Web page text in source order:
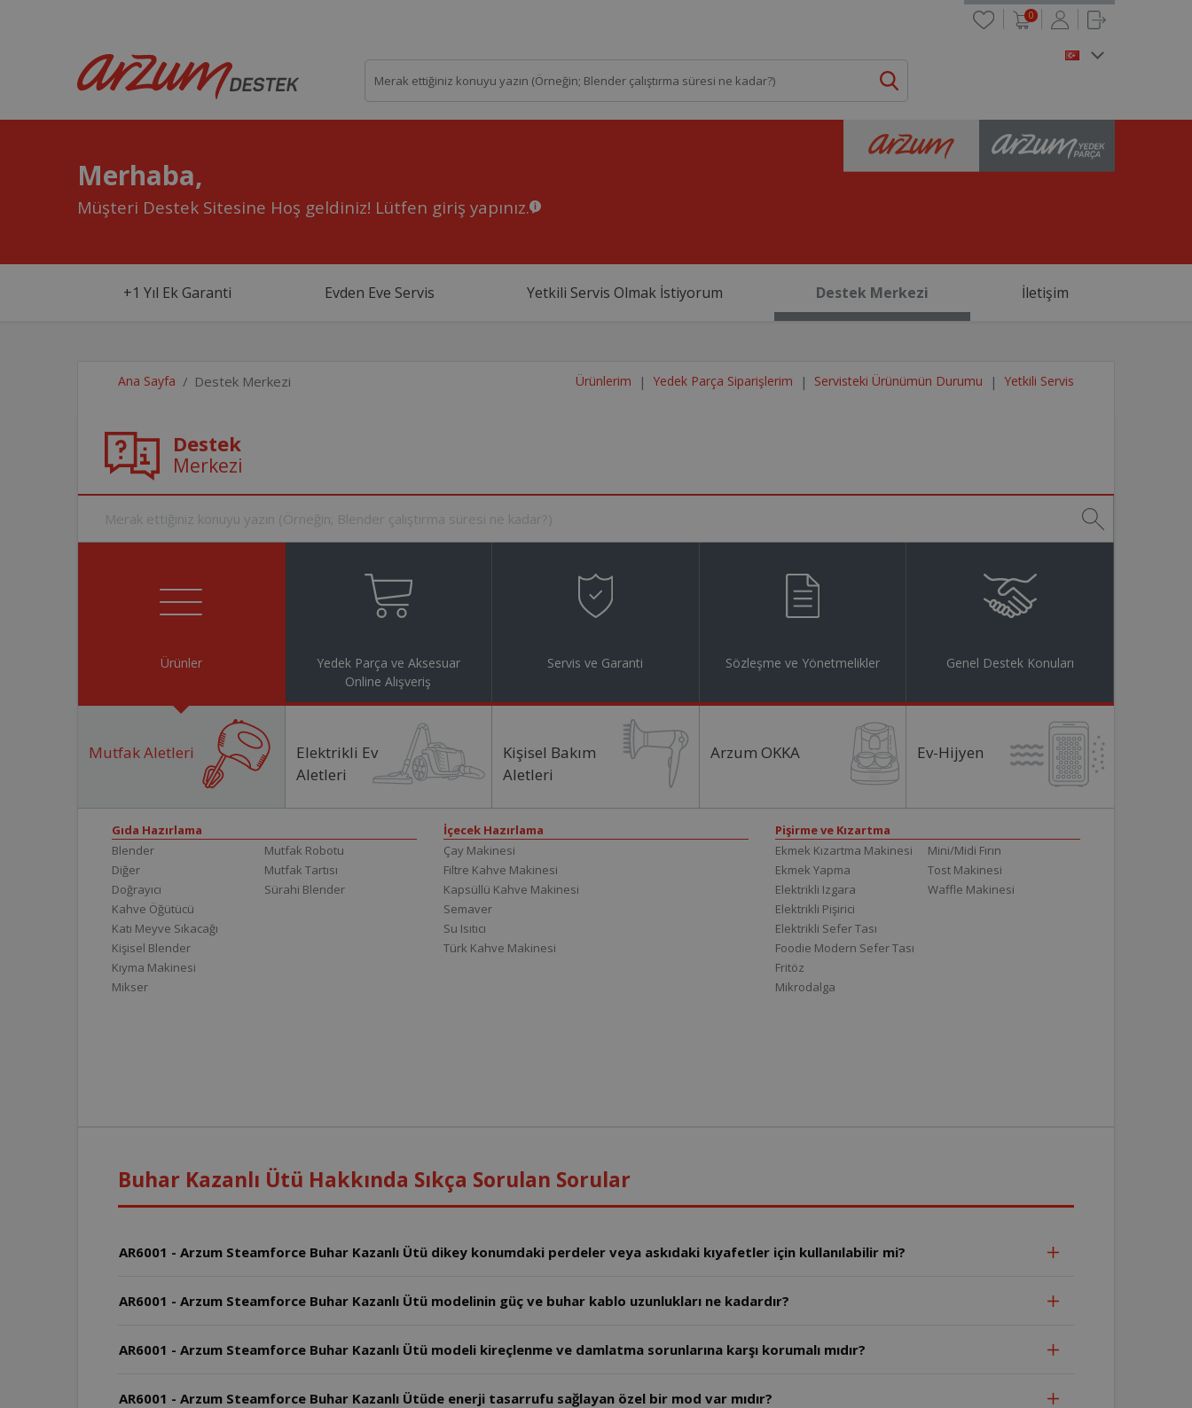
0
Merhaba,
Müşteri Destek Sitesine Hoş geldiniz! Lütfen giriş yapınız.
+1 Yıl Ek Garanti Evden Eve Servis Yetkili Servis Olmak İstiyorum Destek Merkezi İletişim
Ana Sayfa Destek Merkezi Ürünlerim Yedek Parça Siparişlerim Servisteki Ürünümün Durumu Yetkili Servis
Destek
Merkezi
Ürünler
Yedek Parça ve Aksesuar
Online Alışveriş
Servis ve Garanti Sözleşme ve Yönetmelikler Genel Destek Konuları
Mutfak Aletleri
Elektrikli Ev
Aletleri
Kişisel Bakım
Aletleri
Arzum OKKA Ev-Hijyen
Gıda Hazırlama
Blender
Diğer
Doğrayıcı
Kahve Öğütücü
Katı Meyve Sıkacağı
Kişisel Blender
Kıyma Makinesi
Mikser
Mutfak Robotu
Mutfak Tartısı
Sürahi Blender
İçecek Hazırlama
Çay Makinesi
Filtre Kahve Makinesi
Kapsüllü Kahve Makinesi
Semaver
Su Isıtıcı
Türk Kahve Makinesi
Pişirme ve Kızartma
Ekmek Kızartma Makinesi
Ekmek Yapma
Elektrikli Izgara
Elektrikli Pişirici
Elektrikli Sefer Tası
Foodie Modern Sefer Tası
Fritöz
Mikrodalga
Mini/Midi Fırın
Tost Makinesi
Waffle Makinesi
Buhar Kazanlı Ütü Hakkında Sıkça Sorulan Sorular
AR6001 - Arzum Steamforce Buhar Kazanlı Ütü dikey konumdaki perdeler veya askıdaki kıyafetler için kullanılabilir mi?
AR6001 - Arzum Steamforce Buhar Kazanlı Ütü modelinin güç ve buhar kablo uzunlukları ne kadardır?
AR6001 - Arzum Steamforce Buhar Kazanlı Ütü modeli kireçlenme ve damlatma sorunlarına karşı korumalı mıdır?
AR6001 - Arzum Steamforce Buhar Kazanlı Ütüde enerji tasarrufu sağlayan özel bir mod var mıdır?